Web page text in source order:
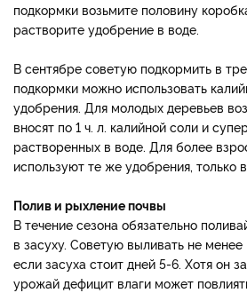
подкормки возьмите половину
растворите удобрение в воде.
В сентябре советую подкормить в
подкормки можно использовать
удобрения. Для молодых деревьев
вносят по 1 ч. л. калийной соли и
растворенных в воде. Для более
используют те же удобрения, только
Полив и рыхление почвы
В течение сезона обязательно
в засуху. Советую выливать не
если засуха стоит дней 5-6. Хотя он
урожай дефицит влаги может